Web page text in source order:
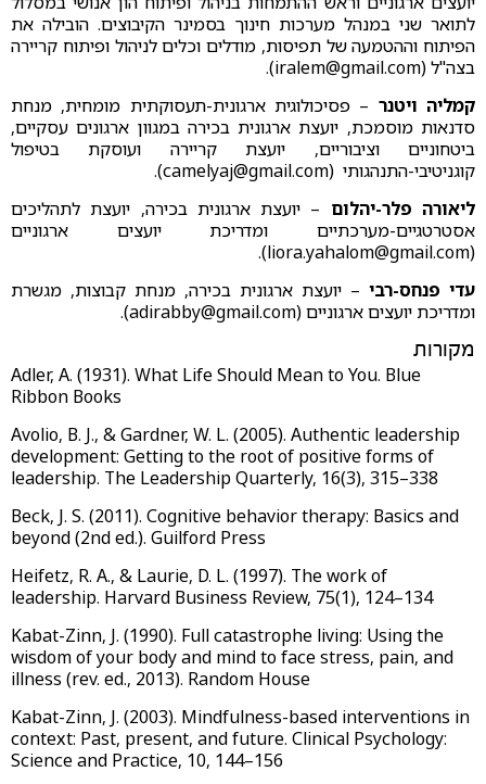
לתואר שני במנהל מערכות חינוך בסמינר הקיבוצים. הובילה את
הפיתוח וההטמעה של תפיסות, מודלים וכלים לניהול ופיתוח קריירה
בצה"ל (iralem@gmail.com
).
קמליה ויטנר – פסיכולוגית ארגונית-תעסוקתית מומחית, מנחת
סדנאות מוסמכת, יועצת ארגונית בכירה במגוון ארגונים עסקיים,
ביטחוניים וציבוריים, יועצת קריירה ועוסקת בטיפול
קוגניטיבי-התנהגותי (camelyaj@gmail.com
).
ליאורה פלר-יהלום – יועצת ארגונית בכירה, יועצת לתהליכים
אסטרטגיים-מערכתיים ומדריכת יועצים ארגוניים
(
liora.yahalom@gmail.com
).
עדי פנחס-רבי – יועצת ארגונית בכירה, מנחת קבוצות, מגשרת
ומדריכת יועצים ארגוניים (adirabby@gmail.com
).
מקורות
Adler, A. (1931). What Life Should Mean to You. Blue
Ribbon Books
Avolio, B. J., & Gardner, W. L. (2005). Authentic leadership
development: Getting to the root of positive forms of
leadership. The Leadership Quarterly, 16(3), 315–338
Beck, J. S. (2011). Cognitive behavior therapy: Basics and
beyond (2nd ed.). Guilford Press
Heifetz, R. A., & Laurie, D. L. (1997). The work of
leadership. Harvard Business Review, 75(1), 124–134
Kabat-Zinn, J. (1990). Full catastrophe living: Using the
wisdom of your body and mind to face stress, pain, and
illness (rev. ed., 2013). Random House
Kabat-Zinn, J. (2003). Mindfulness-based interventions in
context: Past, present, and future. Clinical Psychology:
Science and Practice, 10, 144–156